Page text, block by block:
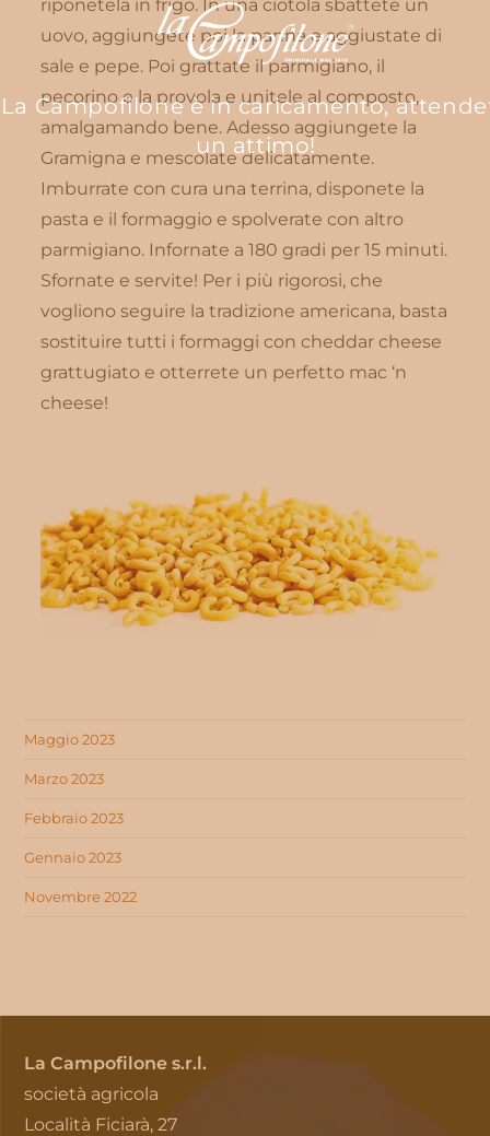
La Campofilone è in caricamento,
un attimo!
riponetela in frigo. In una ciotola sbattete un
uovo, aggiungete poi la panna e aggiustate di
sale e pepe. Poi grattate il parmigiano, il
pecorino e la provola e unitele al composto,
amalgamando bene. Adesso aggiungete la
Gramigna e mescolate delicatamente.
Imburrate con cura una terrina, disponete la
pasta e il formaggio e spolverate con altro
parmigiano. Infornate a 180 gradi per 15 minuti.
Sfornate e servite! Per i più rigorosi, che
vogliono seguire la tradizione americana, basta
sostituire tutti i formaggi con cheddar cheese
grattugiato e otterrete un perfetto mac ‘n
cheese!
Maggio 2023
Marzo 2023
Febbraio 2023
Gennaio 2023
Novembre 2022
La Campofilone s.r.l.
società agricola
Località Ficiarà, 27